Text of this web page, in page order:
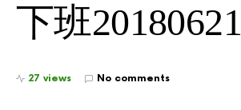
下班20180621
27 views No comments